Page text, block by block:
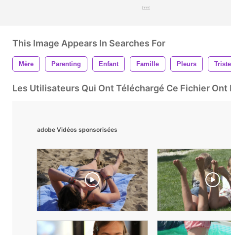
This Image Appears In Searches For
Mère Parenting Enfant Famille Pleurs Triste
Les Utilisateurs Qui Ont Téléchargé Ce Fichier
adobe Vidéos sponsorisées